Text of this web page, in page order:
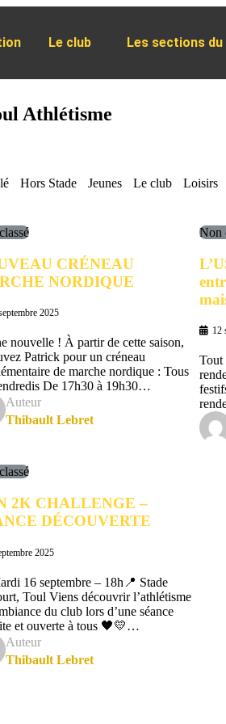
Le club Les sections du
Athlétisme
Hors Stade Jeunes Le club Loisirs
CRÉNEAU
NORDIQUE
2025
nouvelle ! À partir de cette saison,
Patrick pour un créneau
de marche nordique : Tous
De 17h30 à 19h30…
Auteur
Thibault Lebret
Non
12
Tout
2K CHALLENGE –
DÉCOUVERTE
2025
16 septembre – 18h📍 Stade
Toul Viens découvrir l’athlétisme
du club lors d’une séance
et ouverte à tous 🖤💛…
Auteur
Thibault Lebret